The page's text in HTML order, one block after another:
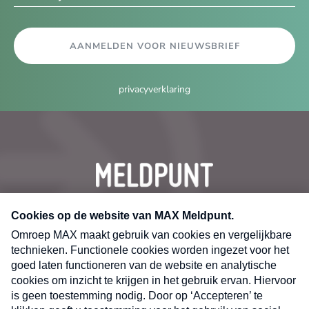
AANMELDEN VOOR NIEUWSBRIEF
privacyverklaring
CONTACT
Volg ons op